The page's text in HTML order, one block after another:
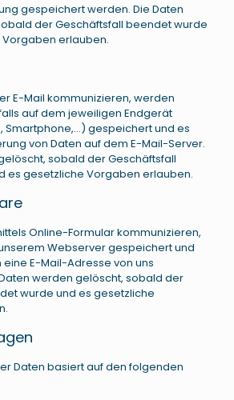
gespeichert werden. Die Daten
der Geschäftsfall beendet wurde
erlauben.
E-Mail kommunizieren, werden
auf dem jeweiligen Endgerät
Smartphone,…) gespeichert und es
von Daten auf dem E-Mail-Server.
sobald der Geschäftsfall
es gesetzliche Vorgaben erlauben.
Online-Formular kommunizieren,
Webserver gespeichert und
E-Mail-Adresse von uns
werden gelöscht, sobald der
wurde und es gesetzliche
Daten basiert auf den folgenden